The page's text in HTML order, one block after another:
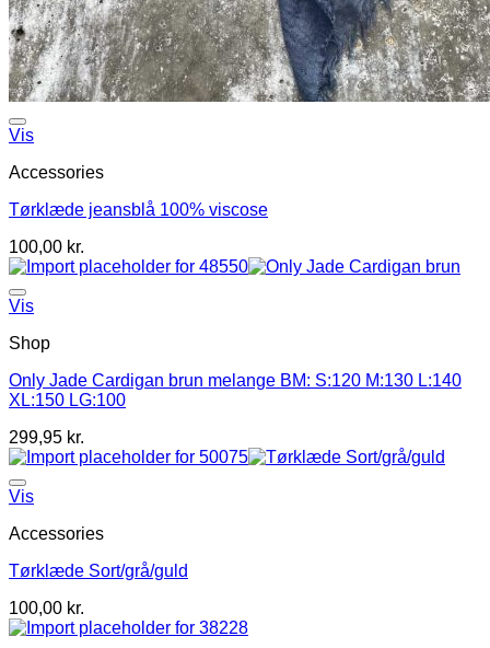
Vis
Accessories
Tørklæde jeansblå 100% viscose
100,00 kr.
Vis
Shop
Only Jade Cardigan brun melange BM: S:120 M:130 L:140
XL:150 LG:100
299,95 kr.
Vis
Accessories
Tørklæde Sort/grå/guld
100,00 kr.